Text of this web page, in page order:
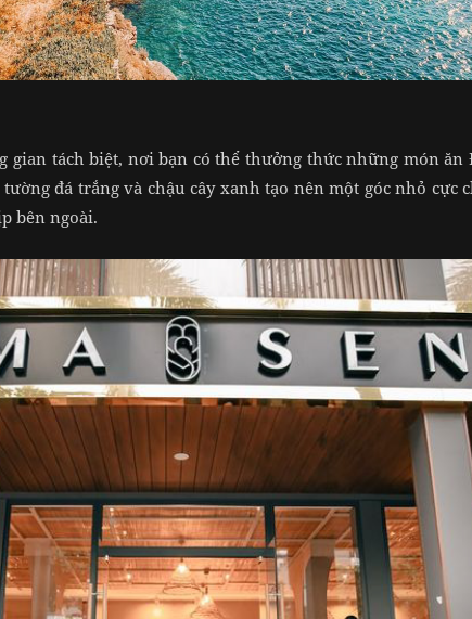
gian tách biệt, nơi bạn có thể thưởng thức những món
đá trắng và chậu cây xanh tạo nên một góc nhỏ
bên ngoài.